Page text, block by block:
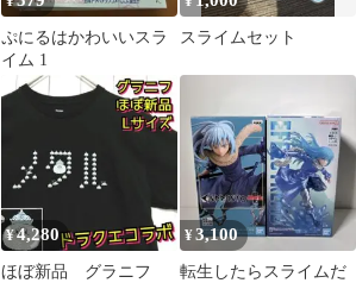
ぷにるはかわいいスラ
イム 1
スライムセット
¥4,280
ほぼ新品 グラニフ
¥3,100
転生したらスライムだ